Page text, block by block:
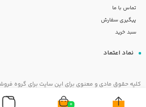
0
تماس با ما
پیگیری سفارش
سبد خرید
نماد اعتماد
کلیه حقوق مادی و معنوی برای این سایت برای گروه